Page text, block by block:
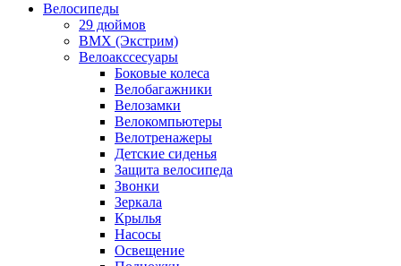
Велосипеды
29 дюймов
BMX (Экстрим)
Велоакссесуары
Боковые колеса
Велобагажники
Велозамки
Велокомпьютеры
Велотренажеры
Детские сиденья
Защита велосипеда
Звонки
Зеркала
Крылья
Насосы
Освещение